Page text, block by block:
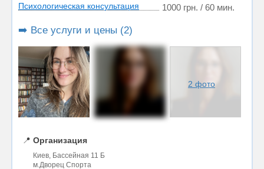
Психологическая консультация 1000 грн. / 60 мин.
➡️ Все услуги и цены (2)
2 фото
📍 Организация
Киев, Бассейная 11 Б
м.Дворец Спорта